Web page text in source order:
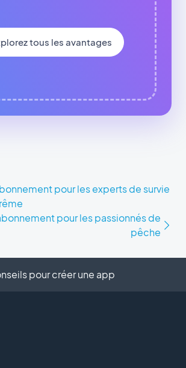
tous les avantages
pour les experts de survie
pour les passionnés de
pêche
pour créer une app